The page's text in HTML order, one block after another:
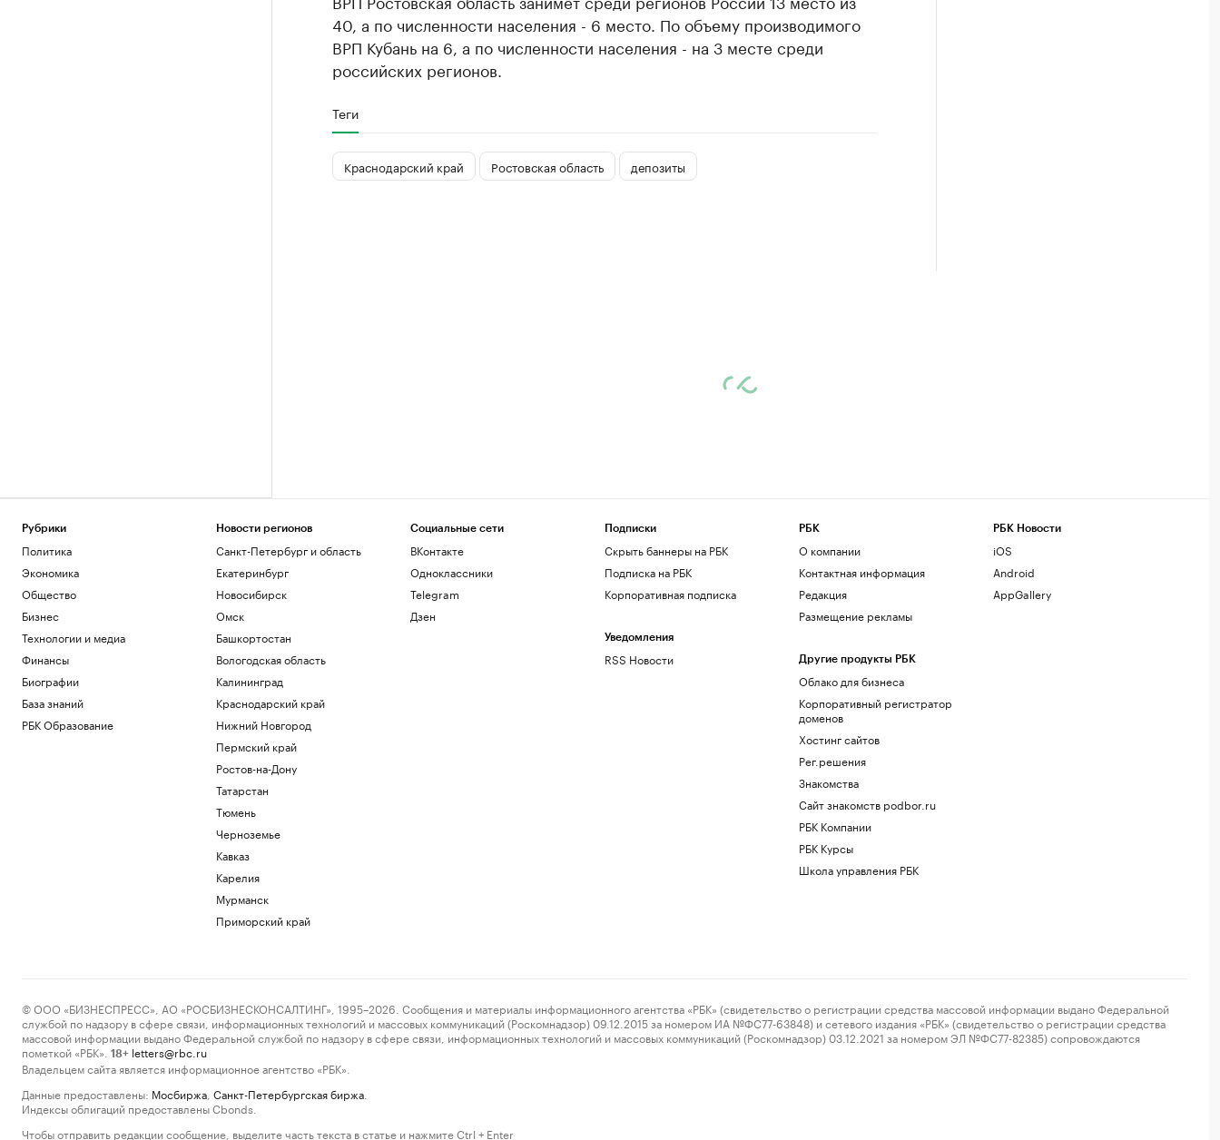
40, а по численности населения - 6 место. По объему производимого
ВРП Кубань на 6, а по численности населения - на 3 месте среди
российских регионов.
Теги
Краснодарский край Ростовская область депозиты
Рубрики
Политика
Экономика
Общество
Бизнес
Технологии и медиа
Финансы
Биографии
База знаний
РБК Образование
Новости регионов
Санкт-Петербург и область
Екатеринбург
Новосибирск
Омск
Башкортостан
Вологодская область
Калининград
Краснодарский край
Нижний Новгород
Пермский край
Ростов-на-Дону
Татарстан
Тюмень
Черноземье
Кавказ
Карелия
Мурманск
Приморский край
Социальные сети
ВКонтакте
Одноклассники
Telegram
Дзен
Подписки
Скрыть баннеры на РБК
Подписка на РБК
Корпоративная подписка
Уведомления
RSS Новости
РБК
О компании
Контактная информация
Редакция
Размещение рекламы
Другие продукты РБК
Облако для бизнеса
Корпоративный регистратор
доменов
Хостинг сайтов
Рег.решения
Знакомства
Сайт знакомств podbor.ru
РБК Компании
РБК Курсы
Школа управления РБК
РБК Новости
iOS
Android
AppGallery
© ООО «БИЗНЕСПРЕСС», АО «РОСБИЗНЕСКОНСАЛТИНГ», 1995–2026. Сообщения и материалы информационного агентства «РБК» (свидетельство о регистрации средства массовой информации выдано Федеральной
службой по надзору в сфере связи, информационных технологий и массовых коммуникаций (Роскомнадзор) 09.12.2015 за номером ИА №ФС77-63848) и сетевого издания «РБК» (свидетельство о регистрации средства
массовой информации выдано Федеральной службой по надзору в сфере связи, информационных технологий и массовых коммуникаций (Роскомнадзор) 03.12.2021 за номером ЭЛ №ФС77-82385) сопровождаются
пометкой «РБК».
18+ letters@rbc.ru
Владельцем сайта является информационное агентство «РБК».
Данные предоставлены: Мосбиржа Санкт-Петербургская биржа
Индексы облигаций предоставлены Cbonds.
Чтобы отправить редакции сообщение, выделите часть текста в статье и нажмите Ctrl + Enter